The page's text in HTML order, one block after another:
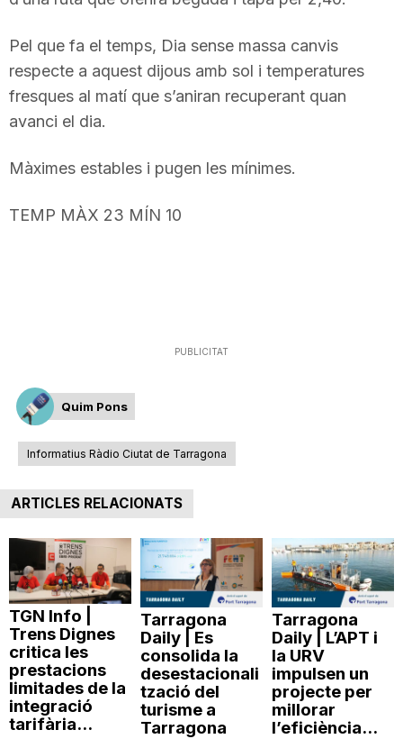
Pel que fa el temps, Dia sense massa canvis
respecte a aquest dijous amb sol i temperatures
fresques al matí que s’aniran recuperant quan
avanci el dia.
Màximes estables i pugen les mínimes.
TEMP MÀX 23 MÍN 10
PUBLICITAT
Quim Pons
Informatius Ràdio Ciutat de Tarragona
ARTICLES RELACIONATS
TGN Info |
Trens Dignes
critica les
prestacions
limitades de la
integració
tarifària...
Tarragona
Daily | Es
consolida la
desestacionali
tzació del
turisme a
Tarragona
Tarragona
Daily | L’APT i
la URV
impulsen un
projecte per
millorar
l’eficiència...